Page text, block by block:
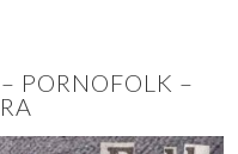
PORNOFOLK –